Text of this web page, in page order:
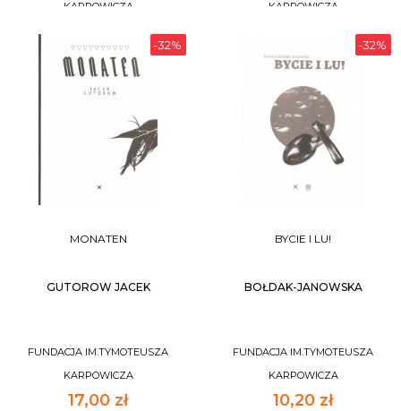
KARPOWICZA
DO KOSZYKA
KARPOWICZA
-32%
MONATEN
GUTOROW JACEK
FUNDACJA IM.TYMOTEUSZA
KARPOWICZA
17,00 zł
-32%
BYCIE I LU!
BOŁDAK-JANOWSKA
FUNDACJA IM.TYMOTEUSZA
KARPOWICZA
10,20 zł